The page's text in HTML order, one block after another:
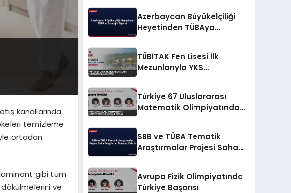
kanallarında
temizleme
ortadan
laminant gibi tüm
ve
Azerbaycan Büyükelçiliği
Heyetinden TÜBAya
TÜBİTAK Fen Lisesi İlk
Mezunlarıyla YKS
Türkiye 67 Uluslararası
Matematik Olimpiyatında
SBB ve TÜBA Tematik
Araştırmalar Projesi Saha
Avrupa Fizik Olimpiyatında
Türkiye Başarısı